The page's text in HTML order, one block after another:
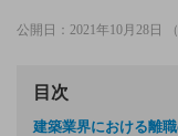
公開日：2021年10月28日
目次
建築業界における離